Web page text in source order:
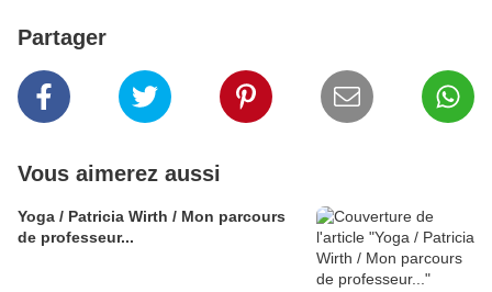
Partager
Vous aimerez aussi
Yoga / Patricia Wirth / Mon parcours
de professeur...